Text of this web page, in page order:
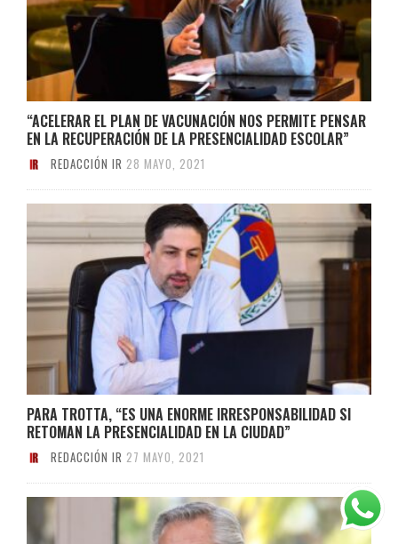
“ACELERAR EL PLAN DE VACUNACIÓN NOS PERMITE PENSAR
EN LA RECUPERACIÓN DE LA PRESENCIALIDAD ESCOLAR”
REDACCIÓN IR 28 MAYO, 2021
PARA TROTTA, “ES UNA ENORME IRRESPONSABILIDAD SI
RETOMAN LA PRESENCIALIDAD EN LA CIUDAD”
REDACCIÓN IR 27 MAYO, 2021